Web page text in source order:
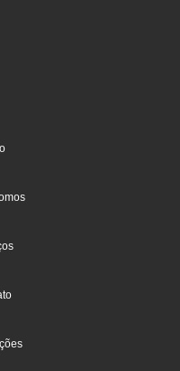
(current)